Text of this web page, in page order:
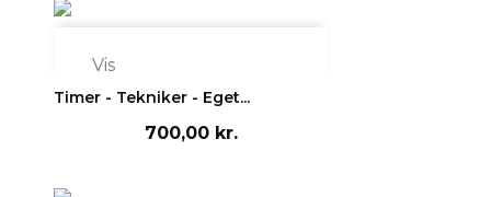
Vis
Timer - Tekniker - Eget...
700,00 kr.